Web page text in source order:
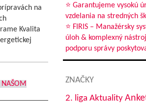
na
Kvalita
NAŠOM
⭐ Garantujeme vysokú
vzdelania na stredných
⭐ FIRIS – Manažérsky
úloh & komplexný
podporu správy
ZNAČKY
2. liga Aktuality